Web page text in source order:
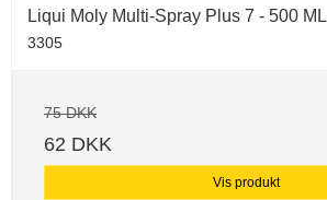
Liqui Moly Multi-Spray Plus 7 - 500 ML
3305
75 DKK
62 DKK
Vis produkt